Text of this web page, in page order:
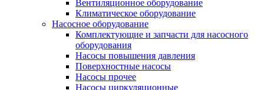
Вентиляционное оборудование
Климатическое оборудование
Насосное оборудование
Комплектующие и запчасти для насосного
оборудования
Насосы повышения давления
Поверхностные насосы
Насосы прочее
Насосы циркуляционные